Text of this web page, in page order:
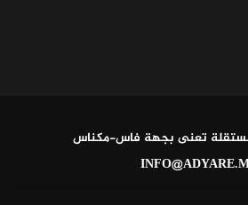
مستقلة تعنى بجهة فاس-مكناس